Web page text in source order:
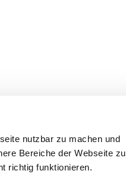
nutzbar zu machen und
Bereiche der Webseite zu
richtig funktionieren.